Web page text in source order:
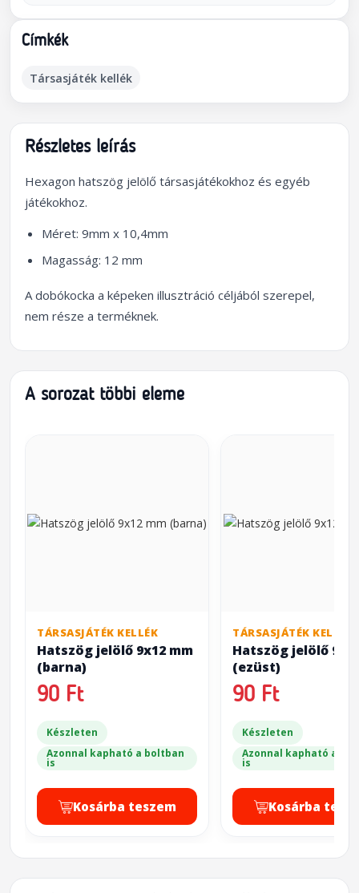
Címkék
Társasjáték kellék
Részletes leírás
Hexagon hatszög jelölő társasjátékokhoz és egyéb
játékokhoz.
Méret: 9mm x 10,4mm
Magasság: 12 mm
A dobókocka a képeken illusztráció céljából szerepel,
nem része a terméknek.
A sorozat többi eleme
TÁRSASJÁTÉK KELLÉK
Hatszög jelölő 9x12 mm
(barna)
90 Ft
Készleten
Azonnal kapható a boltban
is
Kosárba teszem
TÁRSASJÁTÉK KELLÉK
Hatszög jelölő
(ezüst)
90 Ft
Készleten
Azonnal kapható a
is
Kosárba